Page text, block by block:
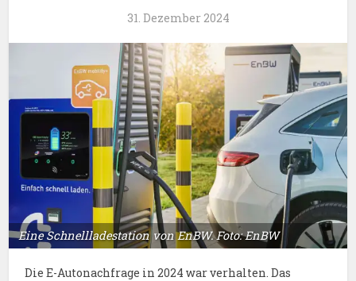
31. Dezember 2024
Eine Schnellladestation von EnBW. Foto: EnBW
Die E-Autonachfrage in 2024 war verhalten. Das